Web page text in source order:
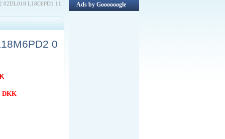
L18C6PD1 11.
0
DKK
Ads by Goooooogle